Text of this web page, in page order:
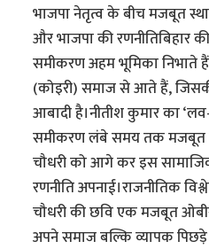
भाजपा नेतृत्व के बीच मजबूत
और भाजपा की रणनीतिबिहार
समीकरण अहम भूमिका निभाते
(कोइरी) समाज से आते हैं,
आबादी है।नीतीश कुमार का
समीकरण लंबे समय तक मजबूत
चौधरी को आगे कर इस
रणनीति अपनाई।राजनीतिक
चौधरी की छवि एक मजबूत
अपने समाज बल्कि व्यापक पिछड़े